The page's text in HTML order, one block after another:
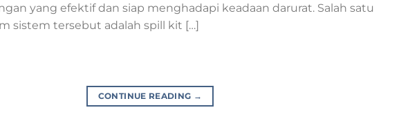
yang efektif dan siap menghadapi keadaan darurat. Salah satu
sistem tersebut adalah spill kit […]
CONTINUE READING →